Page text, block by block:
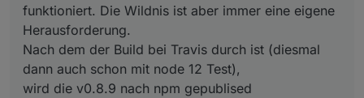
funktioniert. Die Wildnis ist aber immer eine eigene
Herausforderung.
Nach dem der Build bei Travis durch ist (diesmal
dann auch schon mit node 12 Test),
wird die v0.8.9 nach npm gepublised